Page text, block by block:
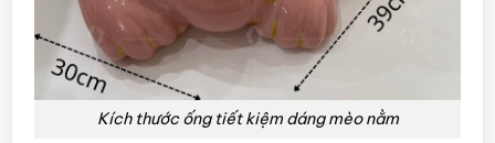
Kích thước ống tiết kiệm dáng mèo nằm